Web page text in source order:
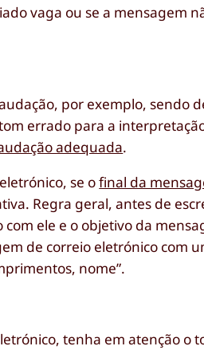
vaga ou se a mensagem
por exemplo, sendo
errado para a
adequada.
se ofinal da
Regra geral, antes de
ele e o objetivo da
de correio eletrónico com
nome”.
tenha em atenção o